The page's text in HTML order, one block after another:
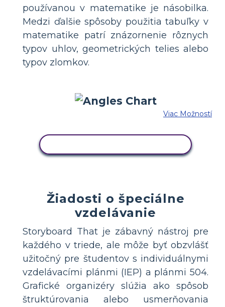
používanou v matematike je násobilka.
Medzi ďalšie spôsoby použitia tabuľky v
matematike patrí znázornenie rôznych
typov uhlov, geometrických telies alebo
typov zlomkov.
Viac Možností
Žiadosti o špeciálne
vzdelávanie
Storyboard That je zábavný nástroj pre
každého v triede, ale môže byť obzvlášť
užitočný pre študentov s individuálnymi
vzdelávacími plánmi (IEP) a plánmi 504.
Grafické organizéry slúžia ako spôsob
štruktúrovania alebo usmerňovania